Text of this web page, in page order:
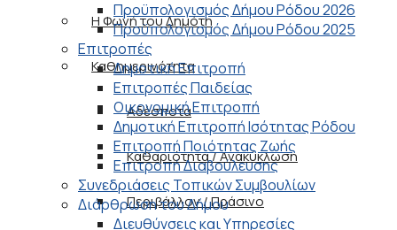
Η Φωνή του Δημότη
Καθημερινότητα
Αδέσποτα
Καθαριότητα / Ανακύκλωση
Περιβάλλον / Πράσινο
Προϋπολογισμός Δήμου Ρόδου 2026
Προϋπολογισμός Δήμου Ρόδου 2025
Επιτροπές
Δημοτική Επιτροπή
Επιτροπές Παιδείας
Οικονομική Επιτροπή
Δημοτική Επιτροπή Ισότητας Ρόδου
Επιτροπή Ποιότητας Ζωής
Επιτροπή Διαβούλευσης
Συνεδριάσεις Τοπικών Συμβουλίων
Διάρθρωση του Δήμου
Διευθύνσεις και Υπηρεσίες